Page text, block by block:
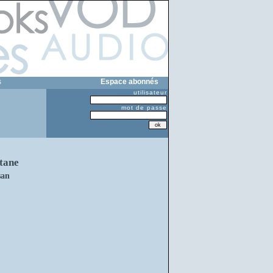
Espace abonnés
utilisateur
mot de passe